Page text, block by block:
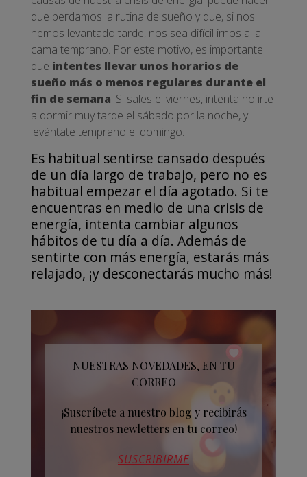
que perdamos la rutina de sueño y que, si nos
hemos levantado tarde, nos sea difícil irnos a la
cama temprano. Por este motivo, es importante
que intentes llevar unos horarios de
sueño más o menos regulares durante el
fin de semana. Si sales el viernes, intenta no irte
a dormir muy tarde el sábado por la noche, y
levántate temprano el domingo.
Es habitual sentirse cansado después
de un día largo de trabajo, pero no es
habitual empezar el día agotado. Si te
encuentras en medio de una crisis de
energía, intenta cambiar algunos
hábitos de tu día a día. Además de
sentirte con más energía, estarás más
relajado, ¡y desconectarás mucho más!
NUESTRAS NOVEDADES, EN TU
CORREO
¡Suscríbete a nuestro blog y recibirás
nuestros newletters en tu correo!
SUSCRIBIRME